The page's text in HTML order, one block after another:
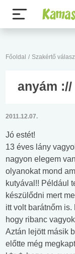
Főoldal / Szakértő
anyám ://
2011.12.07.
Jó estét!
13 éves lány
nagyon elegem
olyanokat mond
kutyával!! Például
készülődni mert
itt volt barátnőm
hogy ribanc
Aztán lejött másik
előtte még